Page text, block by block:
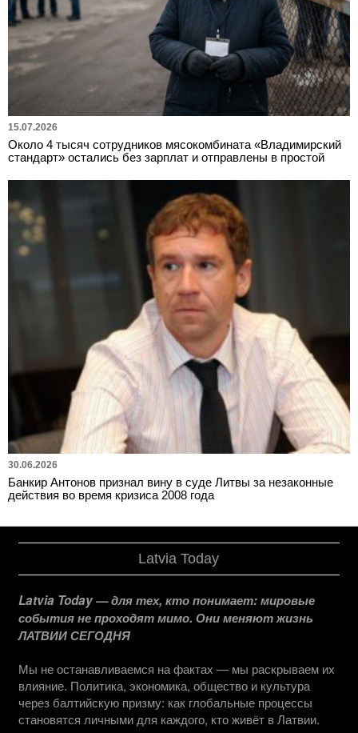
15.07.2026
Около 4 тысяч сотрудников мясокомбината «Владимирский
стандарт» остались без зарплат и отправлены в простой
30.06.2026
Банкир Антонов признал вину в суде Литвы за незаконные
действия во время кризиса 2008 года
Latvia Today
Latvia Today — для тех, кто понимает: мировые
события не проходят мимо. Они меняют жизнь
ЛАТВИИ СЕГОДНЯ
Мы не останавливаемся на фактах — мы раскрываем их
влияние. Политика, экономика, общество и культура
через балтийскую призму: как глобальные процессы
становятся личными для каждого, кто живёт в Латвии.